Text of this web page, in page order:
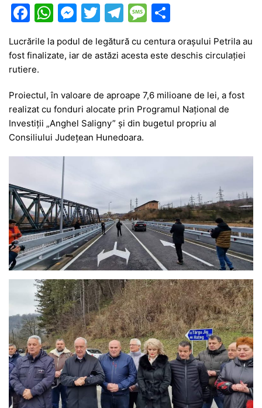
F
a
c
e
b
o
o
k
W
at
A
p
p
M
s
e
n
g
er
T
itt
T
e
a
m
M
s
a
g
e
ta
a
z
ă
Lucrările la podul de legătură cu centura orașului Petrila au
fost finalizate, iar de astăzi acesta este deschis circulației
rutiere.
Proiectul, în valoare de aproape 7,6 milioane de lei, a fost
realizat cu fonduri alocate prin Programul Național de
Investiții „Anghel Saligny” și din bugetul propriu al
Consiliului Județean Hunedoara.